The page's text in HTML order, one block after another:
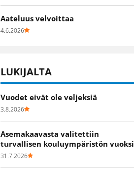
Aateluus velvoittaa
4.6.2026
LUKIJALTA
Vuodet eivät ole veljeksiä
3.8.2026
Asemakaavasta valitettiin
turvallisen kouluympäristön vuoksi
31.7.2026